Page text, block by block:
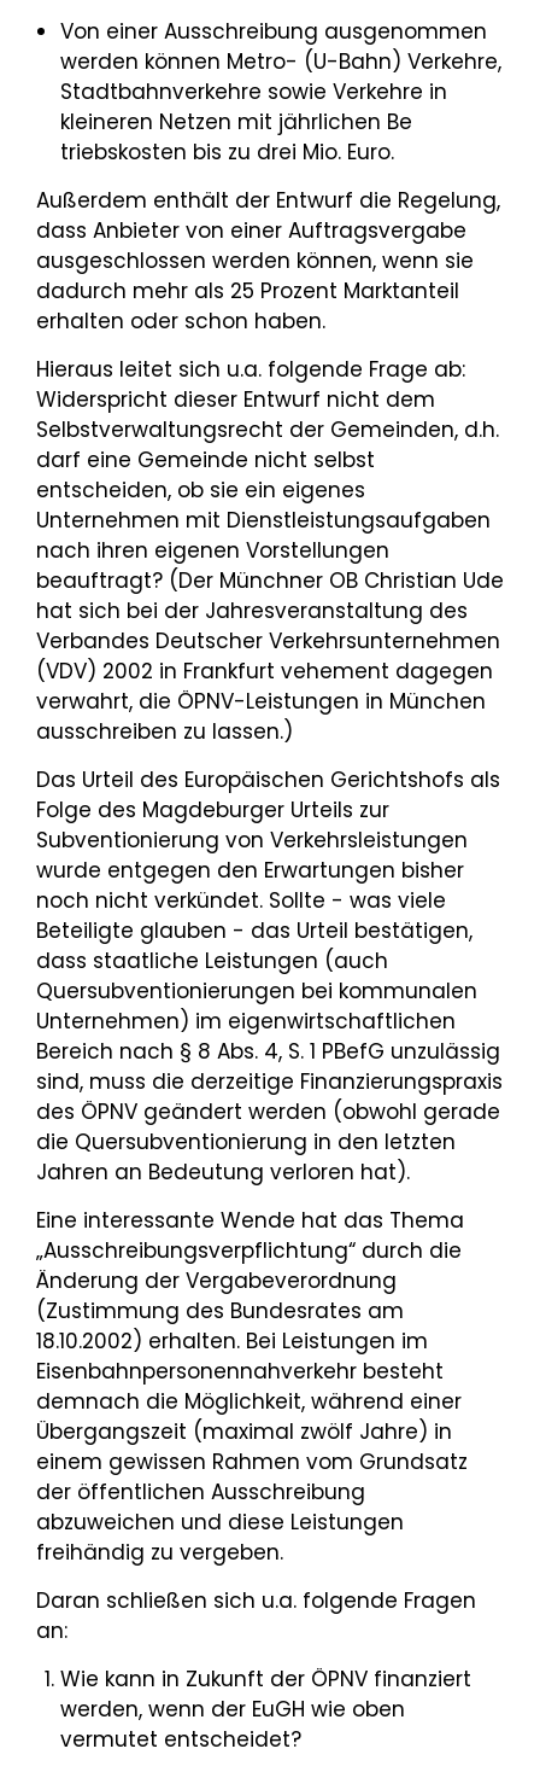
Von einer Ausschreibung ausgenommen
werden können Metro- (U-Bahn) Verkehre,
Stadtbahnverkehre sowie Verkehre in
kleineren Netzen mit jährlichen Be
triebskosten bis zu drei Mio. Euro.
Außerdem enthält der Entwurf die Regelung,
dass Anbieter von einer Auftragsvergabe
ausgeschlossen werden können, wenn sie
dadurch mehr als 25 Prozent Marktanteil
erhalten oder schon haben.
Hieraus leitet sich u.a. folgende Frage ab:
Widerspricht dieser Entwurf nicht dem
Selbstverwaltungsrecht der Gemeinden, d.h.
darf eine Gemeinde nicht selbst
entscheiden, ob sie ein eigenes
Unternehmen mit Dienstleistungsaufgaben
nach ihren eigenen Vorstellungen
beauftragt? (Der Münchner OB Christian Ude
hat sich bei der Jahresveranstaltung des
Verbandes Deutscher Verkehrsunternehmen
(VDV) 2002 in Frankfurt vehement dagegen
verwahrt, die ÖPNV-Leistungen in München
ausschreiben zu lassen.)
Das Urteil des Europäischen Gerichtshofs als
Folge des Magdeburger Urteils zur
Subventionierung von Verkehrsleistungen
wurde entgegen den Erwartungen bisher
noch nicht verkündet. Sollte - was viele
Beteiligte glauben - das Urteil bestätigen,
dass staatliche Leistungen (auch
Quersubventionierungen bei kommunalen
Unternehmen) im eigenwirtschaftlichen
Bereich nach § 8 Abs. 4, S. 1 PBefG unzulässig
sind, muss die derzeitige Finanzierungspraxis
des ÖPNV geändert werden (obwohl gerade
die Quersubventionierung in den letzten
Jahren an Bedeutung verloren hat).
Eine interessante Wende hat das Thema
„Ausschreibungsverpflichtung“ durch die
Änderung der Vergabeverordnung
(Zustimmung des Bundesrates am
18.10.2002) erhalten. Bei Leistungen im
Eisenbahnpersonennahverkehr besteht
demnach die Möglichkeit, während einer
Übergangszeit (maximal zwölf Jahre) in
einem gewissen Rahmen vom Grundsatz
der öffentlichen Ausschreibung
abzuweichen und diese Leistungen
freihändig zu vergeben.
Daran schließen sich u.a. folgende Fragen
an:
Wie kann in Zukunft der ÖPNV finanziert
werden, wenn der EuGH wie oben
vermutet entscheidet?